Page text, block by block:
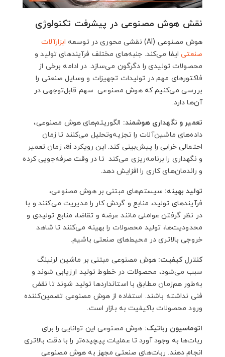
نقش هوش مصنوعی در پیشرفت تکنولوژی
هوش مصنوعی (AI) نقشی محوری در توسعه
ابزارآلات
صنعتیایفا می‌کند. جنبه‌های مختلف فرآیندهای تولید و
محصولات تولیدی را دگرگون می‌سازد. در ادامه برخی از
فاکتورهای مهم در تولیدات تجهیزات و وسایل صنعتی را
بررسی می‌کنیم که هوش مصنوعی سهم قابل‌توجهی در
آن‌ها دارد.
تعمیر و نگهداری هوشمند: الگوریتم‌های هوش مصنوعی،
داده‌های ماشین‌آلات را تجزیه‌وتحلیل می‌کنند تا زمان
احتمالی خرابی را پیش‌بینی کند. این رویکرد ai، زمان تعمیر
و نگهداری را برنامه‌ریزی می‌کند تا در وقت صرفه‌جویی کرده
و راندمان‌های کاری را افزایش دهد.
تولید بهینه: سیستم‌های مبتنی بر هوش مصنوعی،
فرآیندهای تولید، منابع و گردش کار را مدیریت می‌کنند و با
در نظر گرفتن عواملی مانند عرضه و تقاضا، منابع تولیدی و
محدودیت‌ها، تولید محصولات را بهینه می‌کنند تا شاهد
خروجی بالاتری در محیط‌های صنعتی باشیم.
کنترل کیفیت: هوش مصنوعی مبتنی بر ماشین لرنینگ
سبب می‌شود، محصولات در خطوط تولید ارزیابی شوند و
به‌طور هم‌زمان مطابق با استانداردها تولید شوند تا نقض
فنی نداشته باشند. استفاده از هوش مصنوعی تضمین‌کننده
ورود محصولات باکیفیت به بازار است.
اتوماسیون رباتیک: هوش مصنوعی این توانایی را برای
ربات‌ها به وجود آورد تا عملیات پیچیده‌تر را با دقت بالاتری
انجام دهند. ربات‌های صنعتی مجهز به هوش مصنوعی